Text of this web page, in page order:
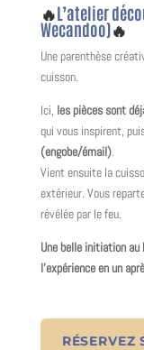
🔥L’atelier
Wecandoo)🔥
Une parenthèse
cuisson.
Ici, les pièces sont
qui vous inspirent,
(engobe/émail).
Vient ensuite la
extérieur. Vous
révélée par le feu.
Une belle initiation
l’expérience en un
RÉSERVEZ